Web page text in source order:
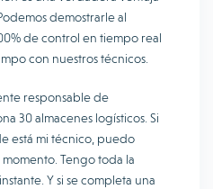
demostrarle al
de control en tiempo real
con nuestros técnicos.
responsable de
30 almacenes logísticos. Si
está mi técnico, puedo
Tengo toda la
Y si se completa una